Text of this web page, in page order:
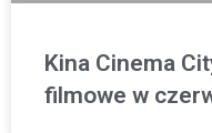
Kina Cinema
filmowe w